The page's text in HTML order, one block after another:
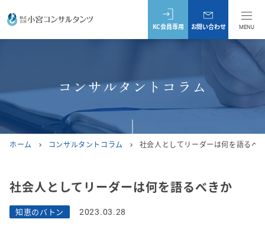
MENU
KC会員専用 お問い合わせ
コンサルタントコラム
ホーム chevron_right コンサルタントコラム chevron_right 社会人としてリーダーは何を語るべ
社会人としてリーダーは何を語るべきか
知恵のバトン 2023.03.28